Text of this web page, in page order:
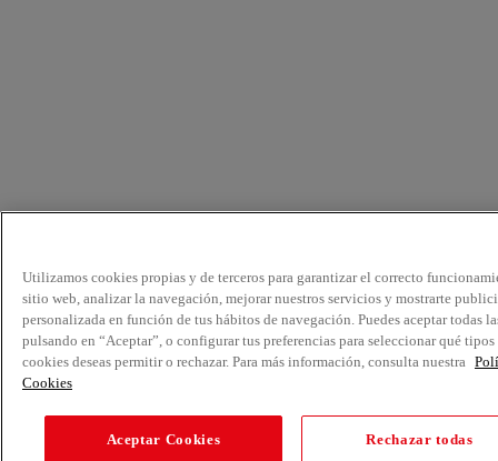
Utilizamos cookies propias y de terceros para garantizar el correcto
sitio web, analizar la navegación, mejorar nuestros servicios y mostrarte
personalizada en función de tus hábitos de navegación. Puedes aceptar todas
pulsando en “Aceptar”, o configurar tus preferencias para seleccionar qué tipos
cookies deseas permitir o rechazar. Para más información, consulta nuestra
Cookies
Aceptar Cookies Rechazar todas